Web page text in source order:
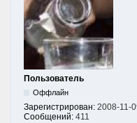
Пользователь
Оффлайн
Зарегистрирован: 2008-11-
Сообщений: 411